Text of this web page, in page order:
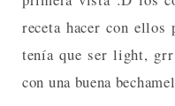
receta hacer con ellos
tenía que ser light,
con una buena